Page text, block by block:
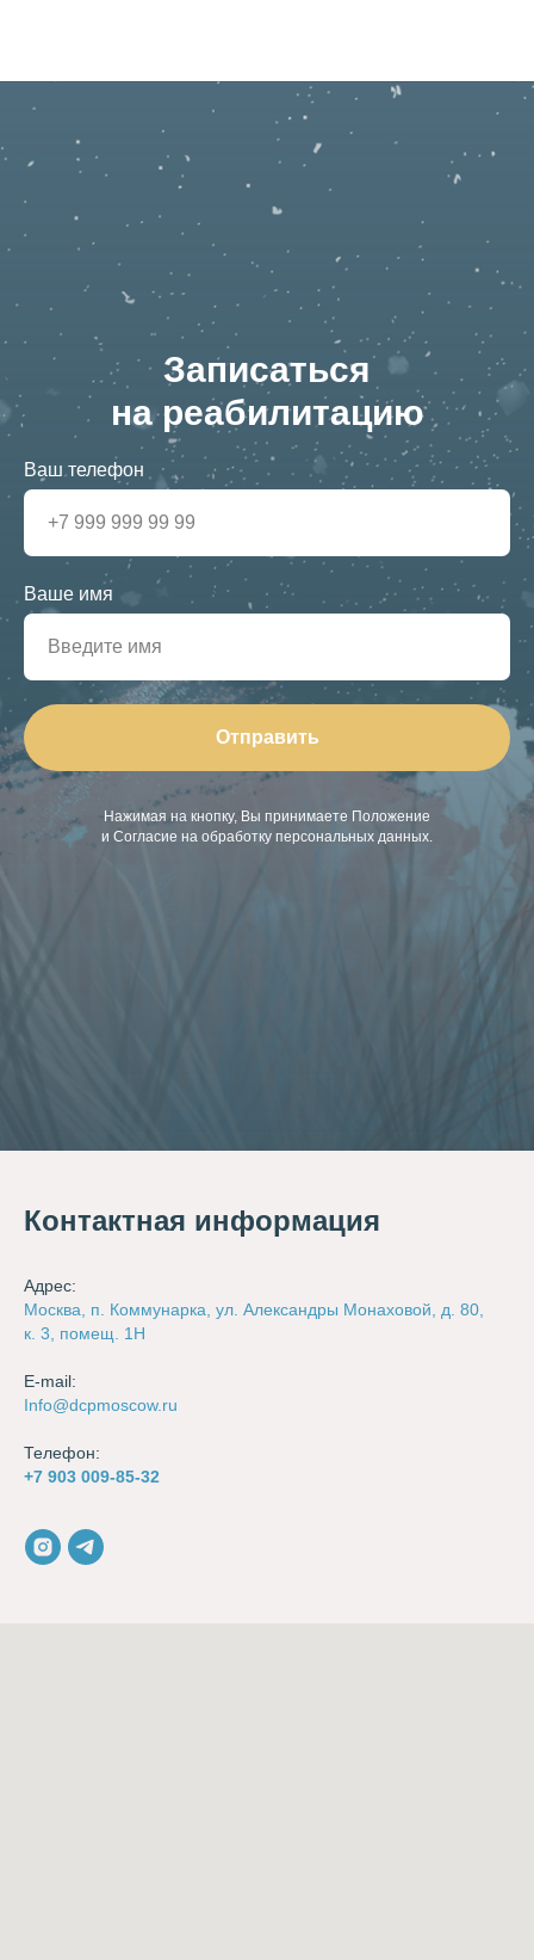
Записаться
на реабилитацию
Ваш телефон
Ваше имя
Отправить
Нажимая на кнопку, Вы принимаете Положение
и Согласие на обработку персональных данных.
Контактная информация
Адрес:
Москва, п. Коммунарка, ул. Александры Монаховой, д. 80,
к. 3, помещ. 1Н
E-mail:
Info@dcpmoscow.ru
Телефон:
+7 903 009-85-32